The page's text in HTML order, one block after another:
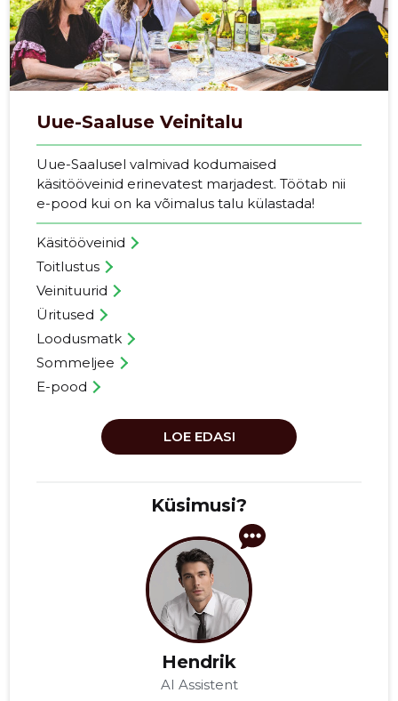
Allikas:google.com
VAATA ROHKEM
Uue-Saaluse Veinitalu
Uue-Saalusel valmivad kodumaised
käsitööveinid erinevatest marjadest. Töötab nii
e-pood kui on ka võimalus talu külastada!
Käsitööveinid
Toitlustus
Veinituurid
Üritused
Loodusmatk
Sommeljee
E-pood
LOE EDASI
Küsimusi?
Hendrik
AI Assistent